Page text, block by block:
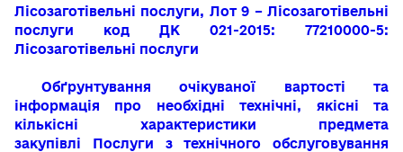
Лісозаготівельні послуги, Лот 9 – Лісозаготівельні
послуги код ДК 021-2015: 77210000-5:
Лісозаготівельні послуги
Обґрунтування очікуваної вартості та
інформація про необхідні технічні, якісні та
кількісні характеристики предмета
закупівлі Послуги з технічного обслуговування